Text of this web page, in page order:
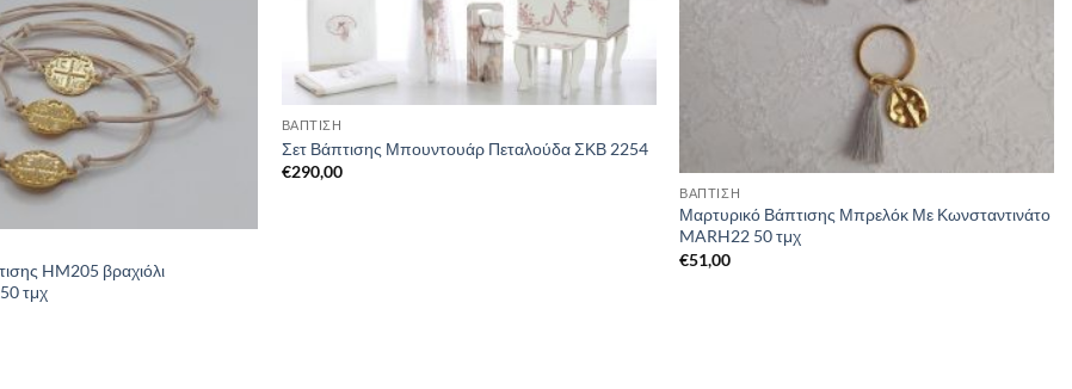
HM205 βραχιόλι
τμχ
ΒΑΠΤΙΣΗ
Σετ Βάπτισης Μπουντουάρ Πεταλούδα ΣΚΒ 2254
€290,00
ΒΑΠΤΙΣΗ
Μαρτυρικό Βάπτισης Μπρελόκ Με Κωνσταντινάτο
MARH22 50 τμχ
€51,00